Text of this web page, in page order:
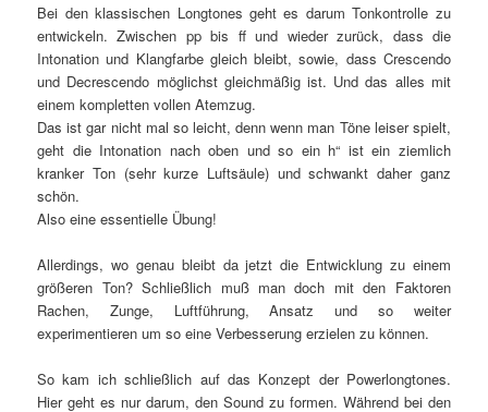
Bei den klassischen Longtones geht es darum Tonkontrolle zu
entwickeln. Zwischen pp bis ff und wieder zurück, dass die
Intonation und Klangfarbe gleich bleibt, sowie, dass Crescendo
und Decrescendo möglichst gleichmäßig ist. Und das alles mit
einem kompletten vollen Atemzug.
Das ist gar nicht mal so leicht, denn wenn man Töne leiser spielt,
geht die Intonation nach oben und so ein h“ ist ein ziemlich
kranker Ton (sehr kurze Luftsäule) und schwankt daher ganz
schön.
Also eine essentielle Übung!
Allerdings, wo genau bleibt da jetzt die Entwicklung zu einem
größeren Ton? Schließlich muß man doch mit den Faktoren
Rachen, Zunge, Luftführung, Ansatz und so weiter
experimentieren um so eine Verbesserung erzielen zu können.
So kam ich schließlich auf das Konzept der Powerlongtones.
Hier geht es nur darum, den Sound zu formen. Während bei den